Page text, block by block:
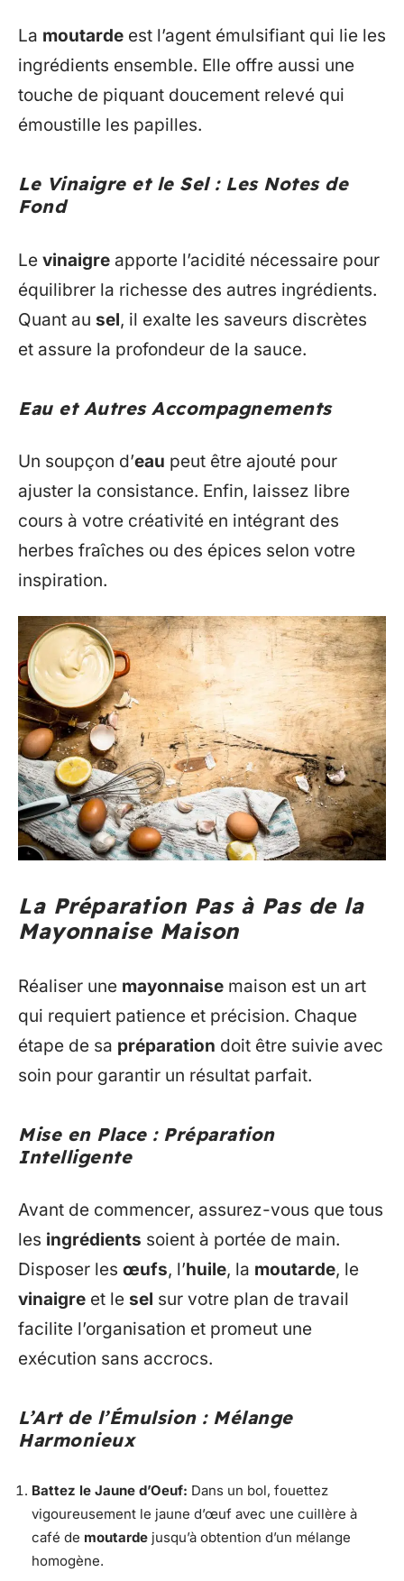
La moutarde est l’agent émulsifiant qui lie les
ingrédients ensemble. Elle offre aussi une
touche de piquant doucement relevé qui
émoustille les papilles.
Le Vinaigre et le Sel : Les Notes de
Fond
Le vinaigre apporte l’acidité nécessaire pour
équilibrer la richesse des autres ingrédients.
Quant au sel, il exalte les saveurs discrètes
et assure la profondeur de la sauce.
Eau et Autres Accompagnements
Un soupçon d’eau peut être ajouté pour
ajuster la consistance. Enfin, laissez libre
cours à votre créativité en intégrant des
herbes fraîches ou des épices selon votre
inspiration.
La Préparation Pas à Pas de la
Mayonnaise Maison
Réaliser une mayonnaise maison est un art
qui requiert patience et précision. Chaque
étape de sa préparation doit être suivie avec
soin pour garantir un résultat parfait.
Mise en Place : Préparation
Intelligente
Avant de commencer, assurez-vous que tous
les ingrédients soient à portée de main.
Disposer les œufs, l’huile, la moutarde, le
vinaigre et le sel sur votre plan de travail
facilite l’organisation et promeut une
exécution sans accrocs.
L’Art de l’Émulsion : Mélange
Harmonieux
Battez le Jaune d’Oeuf: Dans un bol, fouettez
vigoureusement le jaune d’œuf avec une cuillère à
café de moutarde jusqu’à obtention d’un mélange
homogène.